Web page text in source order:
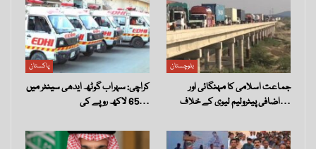
پاکستان
کراچی: سہراب گوٹھ ایدھی سینٹر میں
65 لاکھ روپے کی…
بلوچستان
جماعت اسلامی کا مہنگائی اور
اضافی پیٹرولیم لیوی کے خلاف…